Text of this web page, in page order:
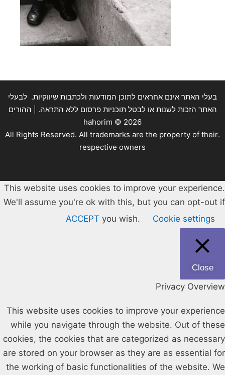
בעלי האתר אינם אחראים לתוכן המודעות ולכתבות שיווקיות. לבעלי
האתר הזכות לשנות או לבטל תוכניות פרסום ללא התראה. | ההורים
hahorim © 2026
.All Rights Reserved. All trademarks are the property of their
respective owners
This website uses cookies to improve your experience.
We'll assume you're ok with this, but you can opt-out if
you wish.
Cookie settings
ACCEPT
Close
Privacy Overview
This website uses cookies to improve your experience
while you navigate through the website. Out of these
cookies, the cookies that are categorized as necessary
are stored on your browser as they are as essential for
the working of basic functionalities of the website. We